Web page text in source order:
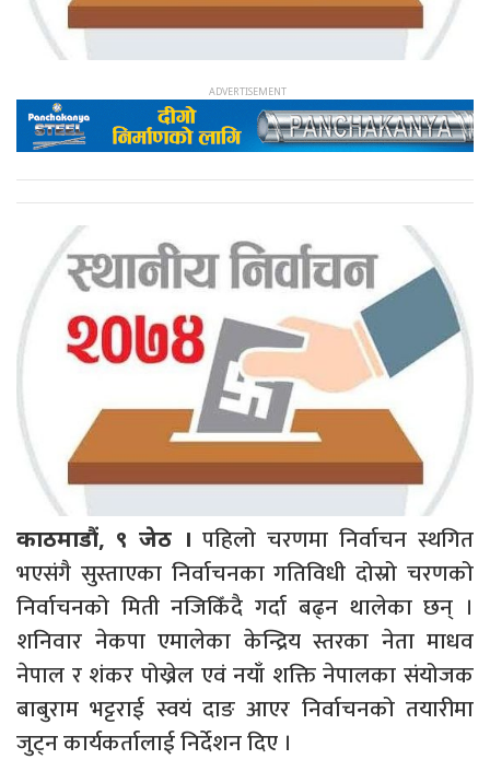
काठमाडौं, ९ जेठ । पहिलो चरणमा निर्वाचन स्थगित
भएसंगै सुस्ताएका निर्वाचनका गतिविधी दोस्रो चरणको
निर्वाचनको मिती नजिकिँदै गर्दा बढ्न थालेका छन् ।
शनिवार नेकपा एमालेका केन्द्रिय स्तरका नेता माधव
नेपाल र शंकर पोख्रेल एवं नयाँ शक्ति नेपालका संयोजक
बाबुराम भट्टराई स्वयं दाङ आएर निर्वाचनको तयारीमा
जुट्न कार्यकर्तालाई निर्देशन दिए ।